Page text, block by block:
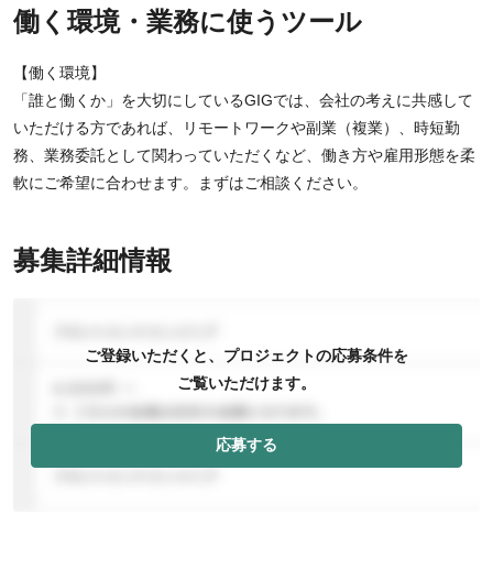
働く環境・業務に使うツール
【働く環境】
「誰と働くか」を大切にしているGIGでは、会社の考えに共感して
いただける方であれば、リモートワークや副業（複業）、時短勤
務、業務委託として関わっていただくなど、働き方や雇用形態を柔
軟にご希望に合わせます。まずはご相談ください。
募集詳細情報
ご登録いただくと、プロジェクトの応募条件を
ご覧いただけます。
応募する